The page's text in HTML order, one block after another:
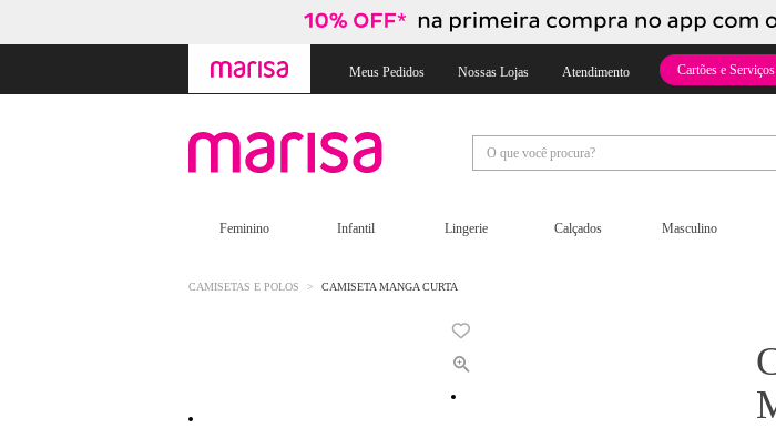
Meus Pedidos Nossas Lojas Atendimento Cartões e Serviços
Feminino Infantil Lingerie Calçados Masculino
CAMISETAS E POLOS CAMISETA MANGA CURTA